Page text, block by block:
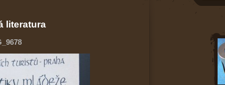
literatura